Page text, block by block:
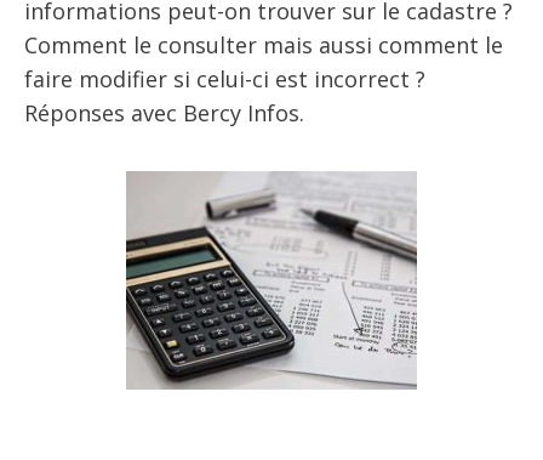
informations peut-on trouver sur le cadastre ?
Comment le consulter mais aussi comment le
faire modifier si celui-ci est incorrect ?
Réponses avec Bercy Infos.